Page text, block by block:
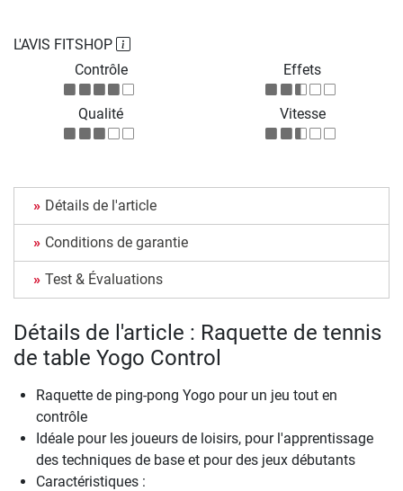
L'AVIS FITSHOP
Contrôle
Effets
Qualité Vitesse
Détails de l'article
Conditions de garantie
Test & Évaluations
Détails de l'article : Raquette de tennis
de table Yogo Control
Raquette de ping-pong Yogo pour un jeu tout en
contrôle
Idéale pour les joueurs de loisirs, pour l'apprentissage
des techniques de base et pour des jeux débutants
Caractéristiques :